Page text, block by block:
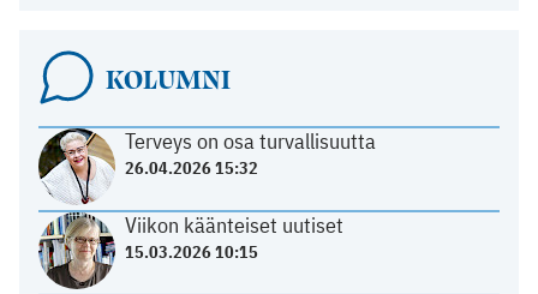
KOLUMNI
Terveys on osa turvallisuutta
26.04.2026 15:32
Viikon käänteiset uutiset
15.03.2026 10:15